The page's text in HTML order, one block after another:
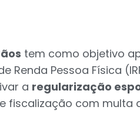
tem como objetivo
Renda Pessoa Física
a regularização
fiscalização com multa